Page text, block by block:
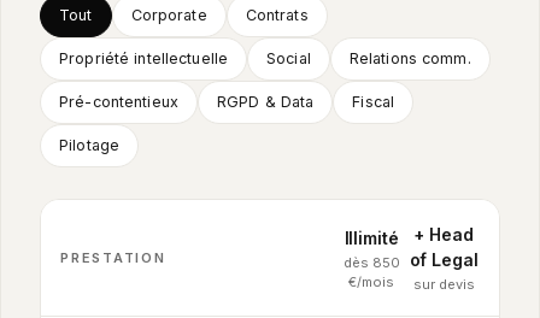
Tout Corporate Contrats
Propriété intellectuelle Social Relations comm.
Pré-contentieux RGPD &Data Fiscal
Pilotage
PRESTATION
Illimité
dès 850
€/mois
+ Head
of Legal
sur devis